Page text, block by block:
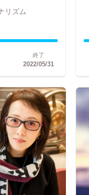
リズム
終了
2022/05/31